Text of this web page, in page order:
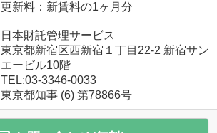
更新料：新賃料の1ヶ月分
日本財託管理サービス
東京都新宿区西新宿１丁目22-2 新宿サン
エービル10階
TEL:03-3346-0033
東京都知事 (6) 第78866号